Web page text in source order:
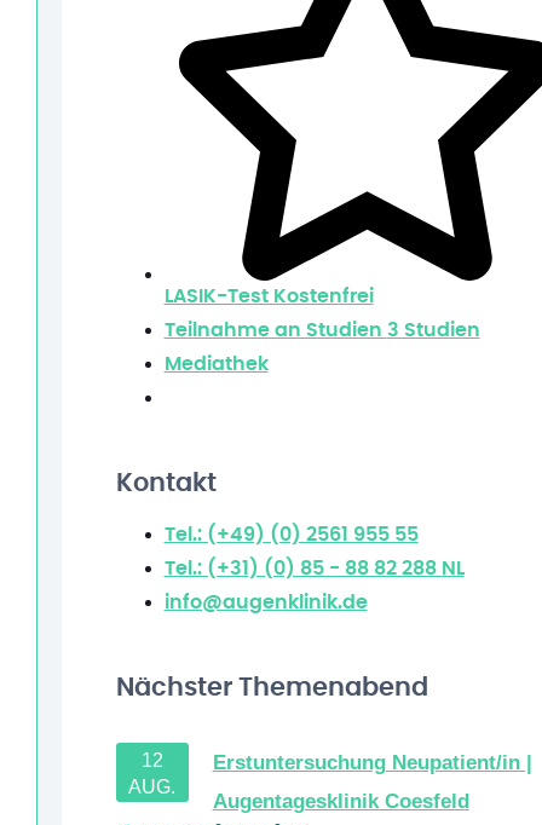
LASIK-Test Kostenfrei
Teilnahme an Studien 3 Studien
Mediathek
Kontakt
Tel.: (+49) (0) 2561 955 55
Tel.: (+31) (0) 85 - 88 82 288 NL
info@augenklinik.de
Nächster Themenabend
12
AUG.
Erstuntersuchung Neupatient/in |
Augentagesklinik Coesfeld